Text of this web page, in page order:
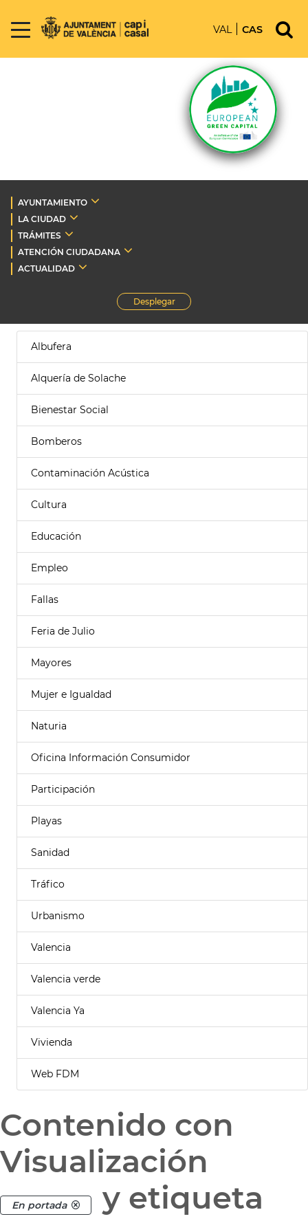
VAL CAS
AYUNTAMIENTO
LA CIUDAD
TRÁMITES
ATENCIÓN CIUDADANA
ACTUALIDAD
Desplegar
Albufera
Alquería de Solache
Bienestar Social
Bomberos
Contaminación Acústica
Cultura
Educación
Empleo
Fallas
Feria de Julio
Mayores
Mujer e Igualdad
Naturia
Oficina Información Consumidor
Participación
Playas
Sanidad
Tráfico
Urbanismo
Valencia
Valencia verde
Valencia Ya
Vivienda
Web FDM
Contenido con
Visualización
En portada
y etiqueta